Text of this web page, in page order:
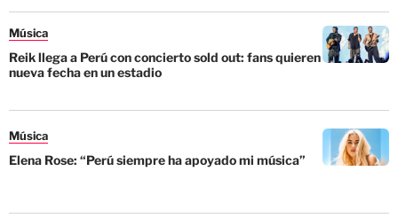
Música
Reik llega a Perú con concierto sold out: fans quieren
nueva fecha en un estadio
Música
Elena Rose: “Perú siempre ha apoyado mi música”